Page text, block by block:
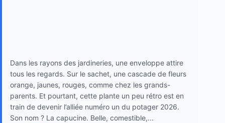
Dans les rayons des jardineries, une enveloppe attire
tous les regards. Sur le sachet, une cascade de fleurs
orange, jaunes, rouges, comme chez les grands-
parents. Et pourtant, cette plante un peu rétro est en
train de devenir l’alliée numéro un du potager 2026.
Son nom ? La capucine. Belle, comestible,...